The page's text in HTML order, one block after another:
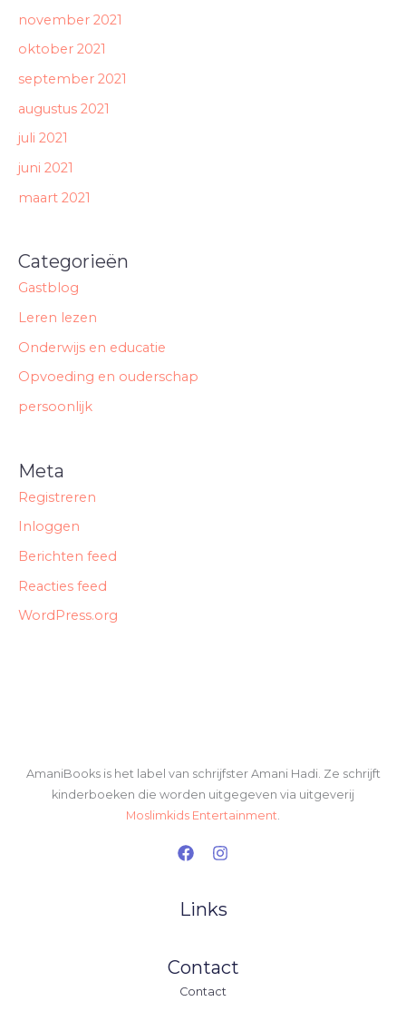
november 2021
oktober 2021
september 2021
augustus 2021
juli 2021
juni 2021
maart 2021
Categorieën
Gastblog
Leren lezen
Onderwijs en educatie
Opvoeding en ouderschap
persoonlijk
Meta
Registreren
Inloggen
Berichten feed
Reacties feed
WordPress.org
AmaniBooks is het label van schrijfster Amani Hadi. Ze schrijft
kinderboeken die worden uitgegeven via uitgeverij
Moslimkids Entertainment
Links
Contact
Contact